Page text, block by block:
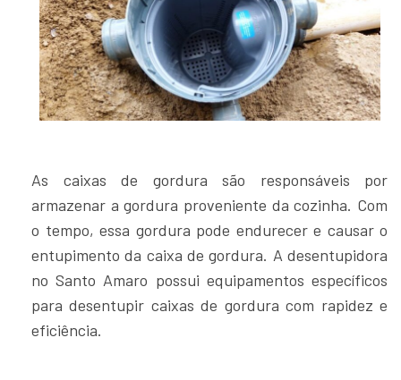
As caixas de gordura são responsáveis por
armazenar a gordura proveniente da cozinha. Com
o tempo, essa gordura pode endurecer e causar o
entupimento da caixa de gordura. A desentupidora
no Santo Amaro possui equipamentos específicos
para desentupir caixas de gordura com rapidez e
eficiência.